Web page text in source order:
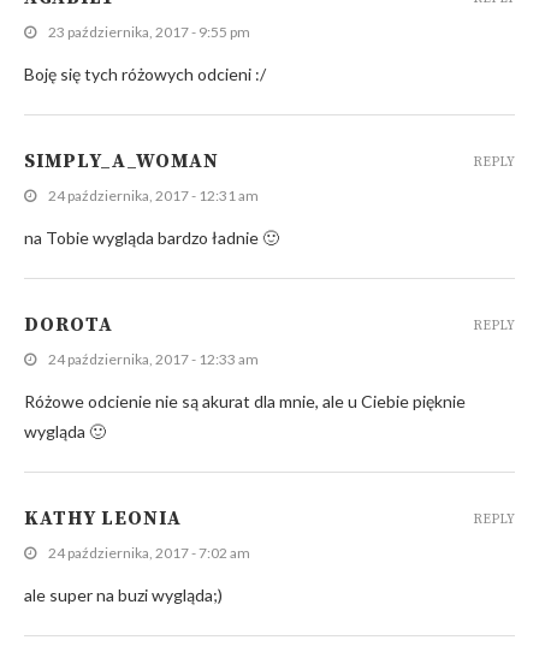
23 października, 2017 - 9:55 pm
Boję się tych różowych odcieni :/
SIMPLY_A_WOMAN
24 października, 2017 - 12:31 am
na Tobie wygląda bardzo ładnie 🙂
REPLY
DOROTA
24 października, 2017 - 12:33 am
Różowe odcienie nie są akurat dla mnie, ale u Ciebie pięknie
wygląda 🙂
REPLY
KATHY LEONIA
24 października, 2017 - 7:02 am
ale super na buzi wygląda;)
REPLY